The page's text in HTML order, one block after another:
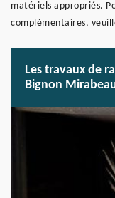
matériels appropriés.
complémentaires,
Les travaux de
Bignon